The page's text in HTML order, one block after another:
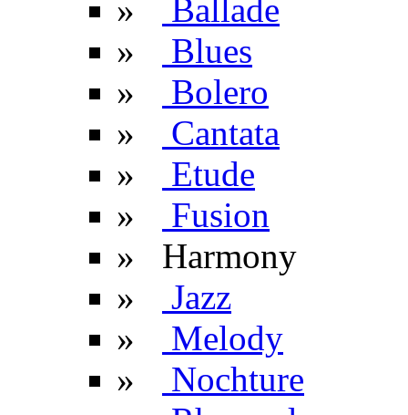
»
Ballade
»
Blues
»
Bolero
»
Cantata
»
Etude
»
Fusion
» Harmony
»
Jazz
»
Melody
»
Nochture